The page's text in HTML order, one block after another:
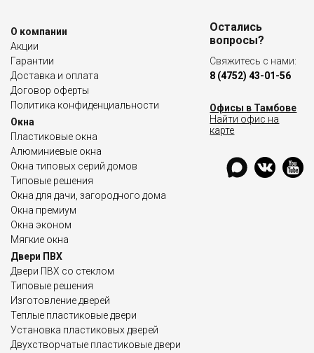
О компании
Акции
Гарантии
Доставка и оплата
Договор оферты
Политика конфиденциальности
Окна
Пластиковые окна
Алюминиевые окна
Окна типовых серий домов
Типовые решения
Окна для дачи, загородного дома
Окна премиум
Окна эконом
Мягкие окна
Двери ПВХ
Двери ПВХ со стеклом
Типовые решения
Изготовление дверей
Теплые пластиковые двери
Установка пластиковых дверей
Двухстворчатые пластиковые двери
Остались
вопросы?
Свяжитесь с нами:
8 (4752) 43-01-56
Офисы в Тамбове
Найти офис на
карте